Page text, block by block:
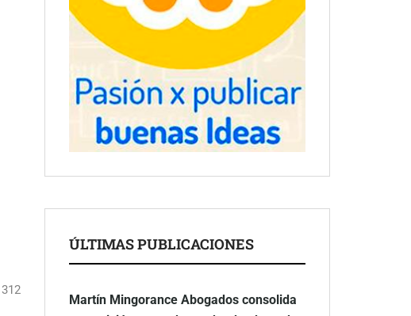
312
ÚLTIMAS PUBLICACIONES
Martín Mingorance Abogados consolida